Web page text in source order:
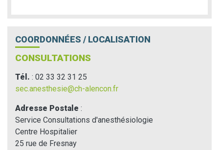
COORDONNÉES / LOCALISATION
CONSULTATIONS
Tél. : 02 33 32 31 25
sec.anesthesie@ch-alencon.fr
Adresse Postale :
Service Consultations d'anesthésiologie
Centre Hospitalier
25 rue de Fresnay